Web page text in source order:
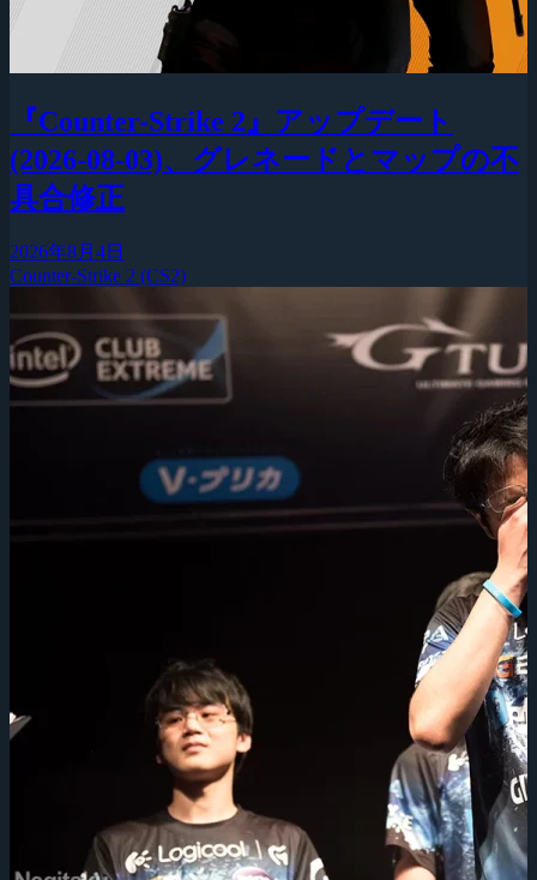
『Counter-Strike 2』アップデート
(2026-08-03)、グレネードとマップの不
具合修正
2026年8月4日
Counter-Strike 2 (CS2)